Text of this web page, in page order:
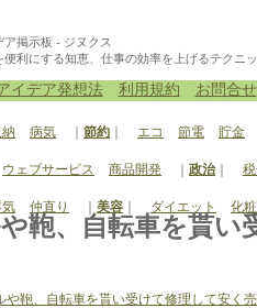
ア掲示板 - ジヌクス
便利にする知恵、仕事の効率を上げるテクニ
イデア発想法 利用規約 お問合せ
病気 節約 エコ 節電
貯金
ウェブサービス 商品開発 政治｜
仲直り 美容 ダイエット
化
鞄、自転車を貰い
や鞄、自転車を貰い受けて修理して安く